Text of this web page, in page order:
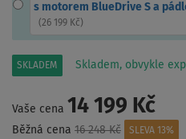
s motorem BlueDrive S a
(26 199 Kč)
SKLADEM Skladem, obvykle
Vaše cena 14 199 Kč
Běžná cena 16 248 Kč
SLEVA 13%